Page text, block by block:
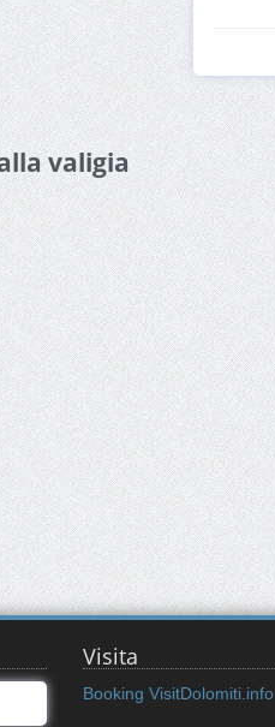
valigia
Visita
Booking VisitDolomiti.info